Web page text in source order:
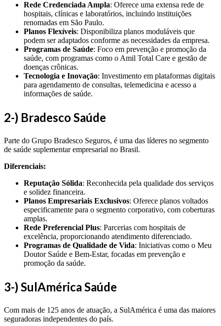
Rede Credenciada Ampla: Oferece uma extensa rede de
hospitais, clínicas e laboratórios, incluindo instituições
renomadas em São Paulo.
Planos Flexíveis: Disponibiliza planos moduláveis que
podem ser adaptados conforme as necessidades da empresa.
Programas de Saúde: Foco em prevenção e promoção da
saúde, com programas como o Amil Total Care e gestão de
doenças crônicas.
Tecnologia e Inovação: Investimento em plataformas digitais
para agendamento de consultas, telemedicina e acesso a
informações de saúde.
2-) Bradesco Saúde
Parte do Grupo Bradesco Seguros, é uma das líderes no segmento
de saúde suplementar empresarial no Brasil.
Diferenciais:
Reputação Sólida: Reconhecida pela qualidade dos serviços
e solidez financeira.
Planos Empresariais Exclusivos: Oferece planos voltados
especificamente para o segmento corporativo, com coberturas
amplas.
Rede Preferencial Plus: Parcerias com hospitais de
excelência, proporcionando atendimento diferenciado.
Programas de Qualidade de Vida: Iniciativas como o Meu
Doutor Saúde e Bem-Estar, focadas em prevenção e
promoção da saúde.
3-) SulAmérica Saúde
Com mais de 125 anos de atuação, a SulAmérica é uma das maiores
seguradoras independentes do país.